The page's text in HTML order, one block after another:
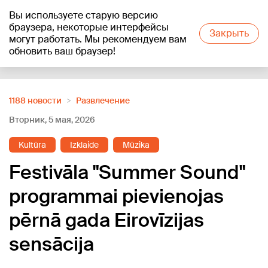
Вы используете старую версию
браузера, некоторые интерфейсы
могут работать. Мы рекомендуем вам
обновить ваш браузер!
Закрыть
+21°C
1188 новости
Развлечение
Вторник, 5 мая, 2026
Kultūra Izklaide Mūzika
Festivāla "Summer Sound"
programmai pievienojas
pērnā gada Eirovīzijas
sensācija